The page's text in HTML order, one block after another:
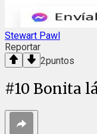
Stewart Pawl
Reportar
2puntos
#10 Bonita